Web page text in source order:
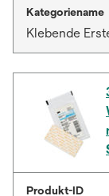
Kategoriename
Klebende
Produkt-ID